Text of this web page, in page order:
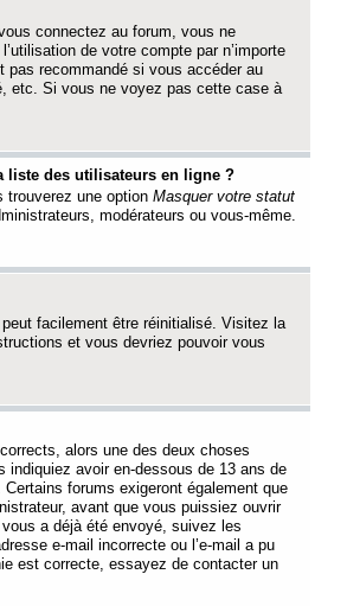
connectez au forum, vous ne
de votre compte par n’importe
pas recommandé si vous accéder au
etc. Si vous ne voyez pas cette case à
liste des utilisateurs en ligne ?
trouverez une option Masquer votre statut
modérateurs ou vous-même.
facilement être réinitialisé. Visitez la
et vous devriez pouvoir vous
alors une des deux choses
indiquiez avoir en-dessous de 13 ans de
forums exigeront également que
avant que vous puissiez ouvrir
a déjà été envoyé, suivez les
e-mail incorrecte ou l’e-mail a pu
est correcte, essayez de contacter un